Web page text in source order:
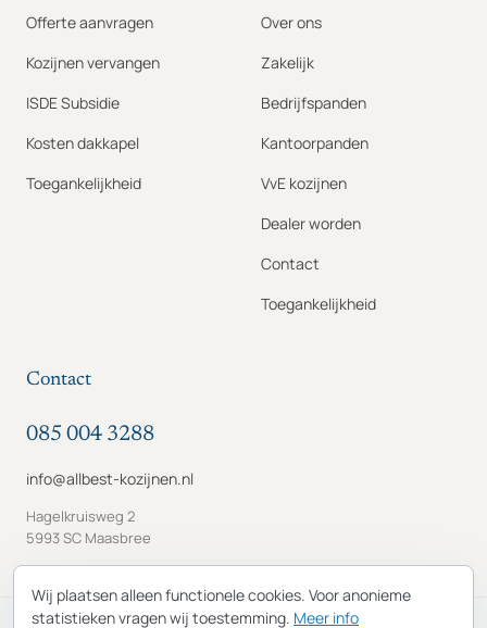
Offerte aanvragen
Kozijnen vervangen
ISDE Subsidie
Kosten dakkapel
Toegankelijkheid
Over ons
Zakelijk
Bedrijfspanden
Kantoorpanden
VvE kozijnen
Dealer worden
Contact
Toegankelijkheid
Contact
085 004 3288
info@allbest-kozijnen.nl
Hagelkruisweg 2
5993 SC Maasbree
Wij plaatsen alleen functionele cookies. Voor anonieme
statistieken vragen wij toestemming. Meer info